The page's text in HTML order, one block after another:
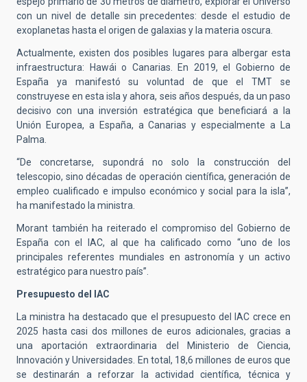
con un nivel de detalle sin precedentes: desde el estudio de
exoplanetas hasta el origen de galaxias y la materia oscura.
Actualmente, existen dos posibles lugares para albergar esta
infraestructura: Hawái o Canarias. En 2019, el Gobierno de
España ya manifestó su voluntad de que el TMT se
construyese en esta isla y ahora, seis años después, da un paso
decisivo con una inversión estratégica que beneficiará a la
Unión Europea, a España, a Canarias y especialmente a La
Palma.
“De concretarse, supondrá no solo la construcción del
telescopio, sino décadas de operación científica, generación de
empleo cualificado e impulso económico y social para la isla”,
ha manifestado la ministra.
Morant también ha reiterado el compromiso del Gobierno de
España con el IAC, al que ha calificado como “uno de los
principales referentes mundiales en astronomía y un activo
estratégico para nuestro país”.
Presupuesto del IAC
La ministra ha destacado que el presupuesto del IAC crece en
2025 hasta casi dos millones de euros adicionales, gracias a
una aportación extraordinaria del Ministerio de Ciencia,
Innovación y Universidades. En total, 18,6 millones de euros que
se destinarán a reforzar la actividad científica, técnica y